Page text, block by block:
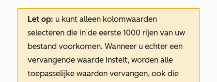
Let op: u kunt alleen kolomwaarden
selecteren die in de eerste 1000 rijen van uw
bestand voorkomen. Wanneer u echter een
vervangende waarde instelt, worden alle
toepasselijke waarden vervangen, ook die